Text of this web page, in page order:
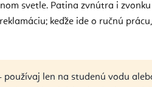
svetle. Patina zvnútra i
keďže ide o ručnú
len na studenú vodu